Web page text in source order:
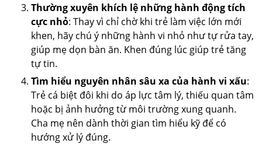
Thường xuyên khích lệ những hành động tích
cực nhỏ: Thay vì chỉ chờ khi trẻ làm việc lớn mới
khen, hãy chú ý những hành vi nhỏ như tự rửa tay,
giúp mẹ dọn bàn ăn. Khen đúng lúc giúp trẻ tăng
tự tin.
Tìm hiểu nguyên nhân sâu xa của hành vi xấu:
Trẻ cá biệt đôi khi do áp lực tâm lý, thiếu quan tâm
hoặc bị ảnh hưởng từ môi trường xung quanh.
Cha mẹ nên dành thời gian tìm hiểu kỹ để có
hướng xử lý đúng.